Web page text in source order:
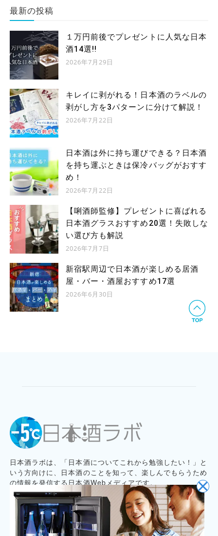
最新の投稿
１万円前後でプレゼントに人気な日本
酒14選!!
2026年7月29日
キレイに剥がれる！日本酒のラベルの
剥がし方を3パターンに分けて解説！
2026年7月22日
日本酒は外に持ち運びできる？日本酒
を持ち運ぶときは保冷バッグがおすす
め！
2026年7月22日
【唎酒師監修】プレゼントに喜ばれる
日本酒グラスおすすめ20選！失敗しな
い選び方も解説
2026年7月7日
新宿駅周辺で日本酒が楽しめる居酒
屋・バー・酒屋おすすめ17選
2026年6月30日
日本酒ラボは、「日本酒についてこれから勉強したい！」と
いう方向けに、日本酒のことを知って、楽しんでもらうため
の情報を発信する日本酒Webメディアです。